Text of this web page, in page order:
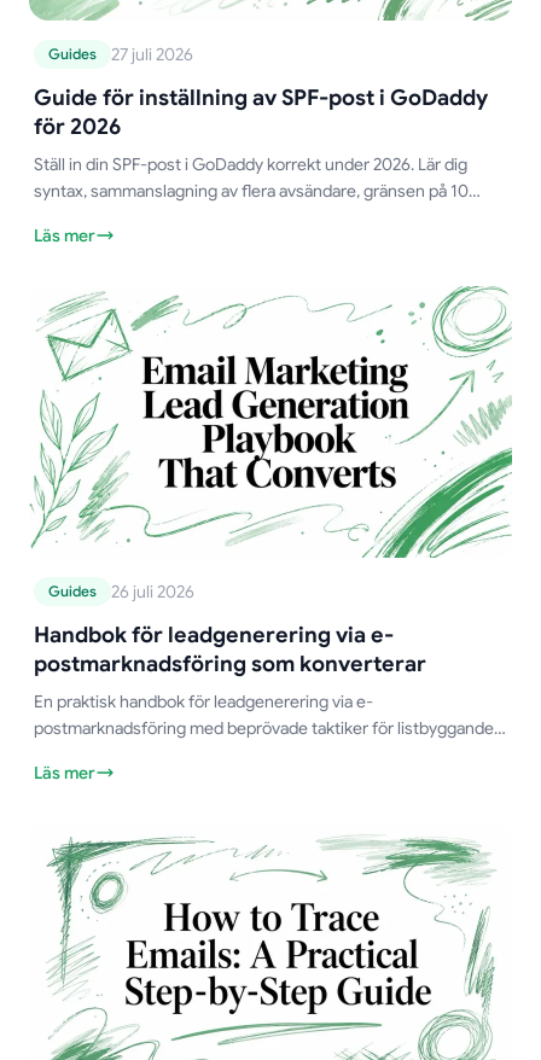
Guides 27 juli 2026
Guide för inställning av SPF-post i GoDaddy
för 2026
Ställ in din SPF-post i GoDaddy korrekt under 2026. Lär dig
syntax, sammanslagning av flera avsändare, gränsen på 10
Läs mer
Guides 26 juli 2026
Handbok för leadgenerering via e-
postmarknadsföring som konverterar
En praktisk handbok för leadgenerering via e-
postmarknadsföring med beprövade taktiker för listbyggande,
konverteringsvinster.
Läs mer